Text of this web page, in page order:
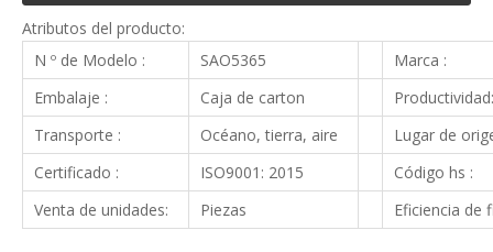
Atributos del producto:
N º de Modelo :
SAO5365
Marca :
Embalaje :
Caja de carton
Productividad:
Transporte :
Océano, tierra, aire
Lugar de
Certificado :
ISO9001: 2015
Código hs :
Venta de unidades:
Piezas Eficiencia de